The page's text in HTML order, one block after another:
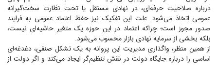
درباره صلاحیت حرفه‌ای، در نهادی مستقل یا تحت نظارت سخت‌گیرانه
عمومی اتخاذ می‌شود. علت این تفکیک نیز حفظ اعتماد عمومی به فرایند
صدور مجوز است؛ چراکه اعتماد در این حوزه یک متغیر حاشیه‌ای نیست،
بلکه بخشی از سرمایه نهادی بازار محسوب می‌شود.
از همین منظر، واگذاری مدیریت این پروانه به یک تشکل صنفی، دغدغه‌ای
اساسی را درباره جایگاه دولت در نقش تنظیم‌گر ایجاد می‌کند و اگر دولت از